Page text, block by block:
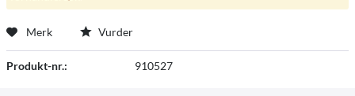
Merk Vurder
Produkt-nr.: 910527